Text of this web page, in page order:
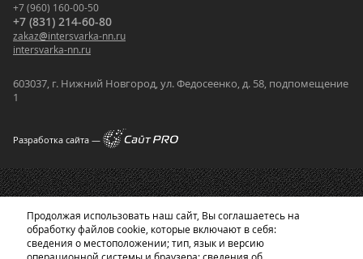
+7 (960) 160-00-50
+7 (831) 214-60-80
zakaz@intersvarka-nn.ru
intersvarka-nn.ru
603037, г. Нижний Новгород, ул. Федосеенко, д. 58, подпомещение
1
Разработка сайта —
Продолжая использовать наш сайт, Вы соглашаетесь на
обработку файлов cookie, которые включают в себя:
сведения о местоположении; тип, язык и версию